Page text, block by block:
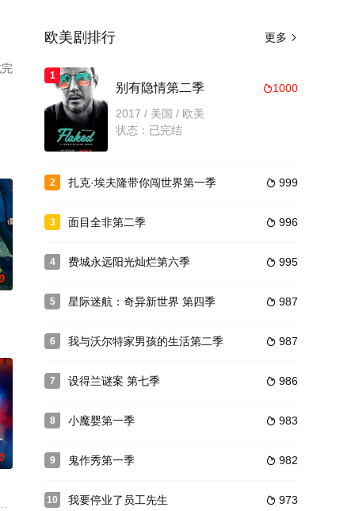
女儿加入了新纳粹组织。他必须接近该组织，拯救女儿，并了解她加入该组
更多 
欧美剧排行
1
1000
别有隐情第二季
2017 / 美国 / 欧美
状态：已完结
2  999
扎克·埃夫隆带你闯世界第一季
3  996
面目全非第二季
4  995
费城永远阳光灿烂第六季
5  987
星际迷航：奇异新世界 第四季
6  987
我与沃尔特家男孩的生活第二季
7  986
设得兰谜案 第七季
8  983
小魔婴第一季
9  982
鬼作秀第一季
10  973
我要停业了员工先生